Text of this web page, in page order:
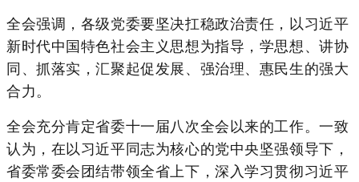
全会强调，各级党委要坚决扛稳政治责任，以习近平
新时代中国特色社会主义思想为指导，学思想、讲协
同、抓落实，汇聚起促发展、强治理、惠民生的强大
合力。
全会充分肯定省委十一届八次全会以来的工作。一致
认为，在以习近平同志为核心的党中央坚强领导下，
省委常委会团结带领全省上下，深入学习贯彻习近平